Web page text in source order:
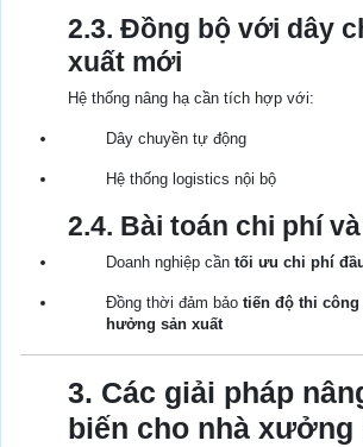
2.3. Đồng bộ với dây
xuất mới
Hệ thống nâng hạ cần tích hợp với:
Dây chuyền tự động
Hệ thống logistics nội bộ
2.4. Bài toán chi phí
Doanh nghiệp cần tối ưu chi phí
Đồng thời đảm bảo tiến độ thi
hưởng sản xuất
3. Các giải pháp
biến cho nhà xưởng